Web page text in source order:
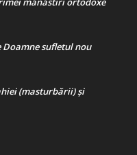
Doamne sufletul nou
(masturbării) şi